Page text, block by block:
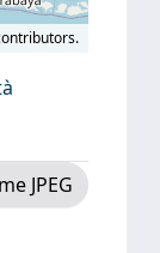
JPEG